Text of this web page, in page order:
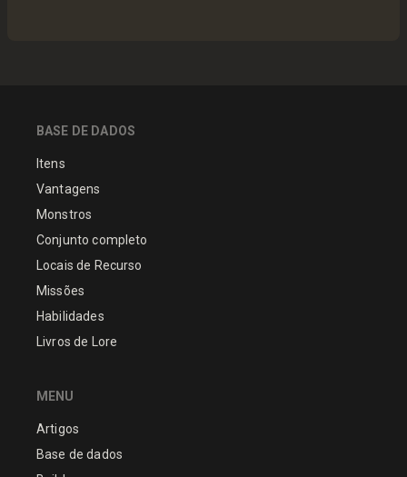
BASE DE DADOS
Itens
Vantagens
Monstros
Conjunto completo
Locais de Recurso
Missões
Habilidades
Livros de Lore
MENU
Artigos
Base de dados